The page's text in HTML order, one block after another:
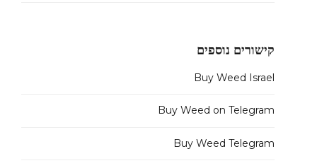
קישורים נוספים
Buy Weed Israel
Buy Weed on Telegram
Buy Weed Telegram